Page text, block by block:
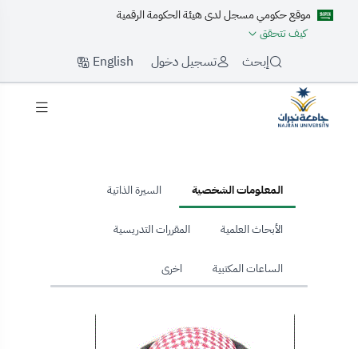
موقع حكومي مسجل لدى هيئة الحكومة الرقمية
كيف تتحقق
إبحث تسجيل دخول English
المعلومات الشخصية السيرة الذاتية
الأبحاث العلمية المقررات التدريسية
الساعات المكتبية اخرى